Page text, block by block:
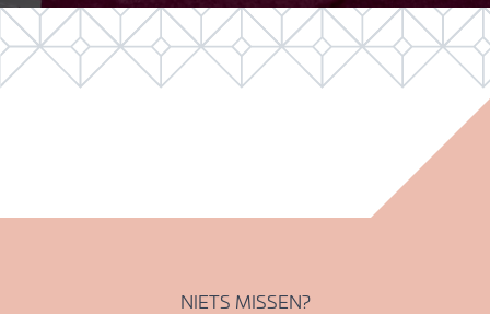
NIETS MISSEN?